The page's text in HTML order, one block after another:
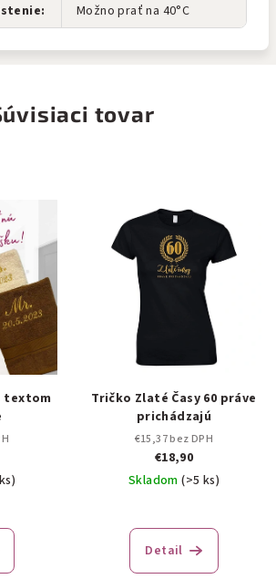
: Možno prať na 40°C
tovar
textom
Tričko Zlaté Časy 60 práve
prichádzajú
€15,37 bez DPH
€18,90
Skladom(>5 ks)
Detail